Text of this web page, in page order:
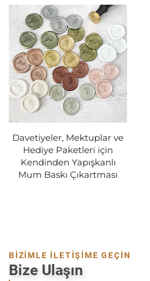
Davetiyeler, Mektuplar ve
Hediye Paketleri için
Kendinden Yapışkanlı
Mum Baskı Çıkartması
BİZİMLE İLETİŞİME GEÇİN
Bize Ulaşın